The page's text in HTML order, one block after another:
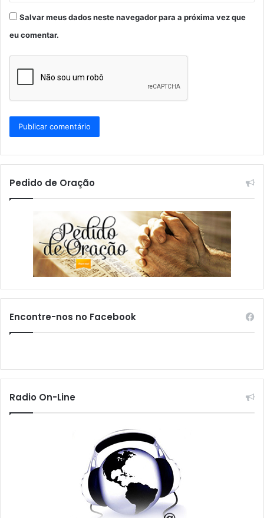
Salvar meus dados neste navegador para a próxima vez que
eu comentar.
Pedido de Oração
Encontre-nos no Facebook
Radio On-Line